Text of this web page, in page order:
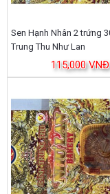
Sen Hạnh Nhân 2 trứng 300gr Bánh
Trung Thu Như Lan
115,000 VNĐ